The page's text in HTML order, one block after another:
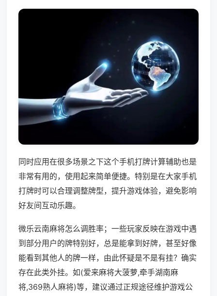
同时应用在很多场景之下这个手机打牌计算辅助也是
非常有用的，使用起来简单便捷。特别是在大家手机
打牌时可以合理调整牌型，提升游戏体验，避免影响
好友间互动乐趣。
微乐云南麻将怎么调胜率；一些玩家反映在游戏中遇
到部分用户的牌特别好，总是能拿到好牌，甚至好像
能看到其他人的牌一样，由此怀疑是不是有挂？确实
存在此类外挂。如(爱来麻将大菠萝,牵手湖南麻
将,369熟人麻将)等，建议通过正规途径维护游戏公